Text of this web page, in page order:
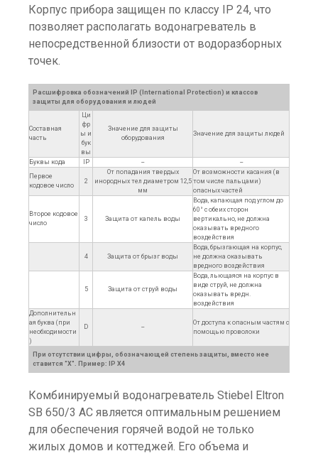
Корпус прибора защищен по классу IP 24, что
позволяет располагать водонагреватель в
непосредственной близости от водоразборных
точек.
Расшифровка обозначений IP (International Protection) и классов
защиты для оборудования и людей
Составная
часть
Ци
фр
ы и
бук
вы
Значение для защиты
оборудования
Значение для защиты людей
Буквы кода IP --
--
Первое
кодовое число
2
От попадания твердых
инородных тел диаметром 12,5
мм
От возможности касания (в
том числе пальцами)
опасных частей
Второе кодовое
число
3 Защита от капель воды
Вода, капающая под углом до
60° с обеих сторон
вертикально, не должна
оказывать вредного
воздействия
4 Защита от брызг воды
Вода, брызгающая на корпус,
не должна оказывать
вредного воздействия
5 Защита от струй воды
Вода, льющаяся на корпус в
виде струй, не должна
оказывать вредн.
воздействия
Дополнительн
ая буква (при
необходимости
)
D --
От доступа к опасным частям с
помощью проволоки
При отсутствии цифры, обозначающей степень защиты, вместо нее
ставится "X". Пример: IP X4
Комбинируемый водонагреватель Stiebel Eltron
SB 650/3 AC является оптимальным решением
для обеспечения горячей водой не только
жилых домов и коттеджей. Его объема и